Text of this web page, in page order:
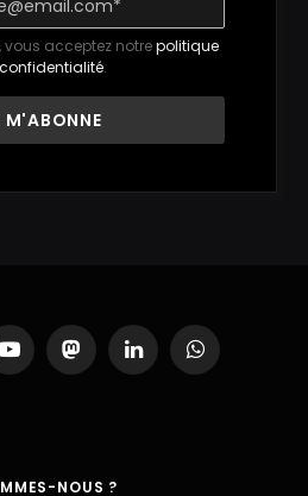
vous acceptez notrepolitique
.
YouTubeMastodonLinkedInWhatsApp
NOUS ?